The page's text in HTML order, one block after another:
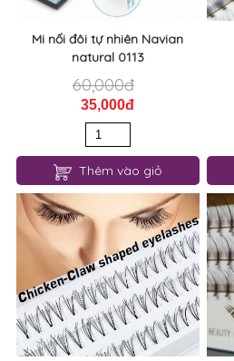
Mi nối đôi tự nhiên Navian
natural 0113
60,000đ
35,000đ
Thêm vào giỏ